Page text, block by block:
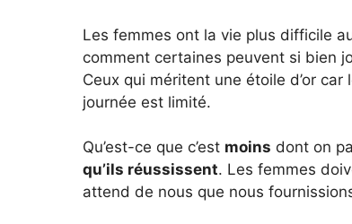
Les femmes ont la vie plus difficile
comment certaines peuvent si bien
Ceux qui méritent une étoile d’or car
journée est limité.
Qu’est-ce que c’est moins dont on
qu’ils réussissent. Les femmes
attend de nous que nous